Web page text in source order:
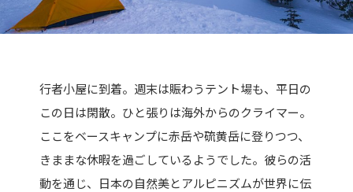
行者小屋に到着。週末は賑わうテント場も、平日の
この日は閑散。ひと張りは海外からのクライマー。
ここをベースキャンプに赤岳や硫黄岳に登りつつ、
きままな休暇を過ごしているようでした。彼らの活
動を通じ、日本の自然美とアルピニズムが世界に伝